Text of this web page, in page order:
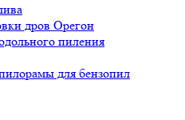
дров Орегон
пиления
для бензопил